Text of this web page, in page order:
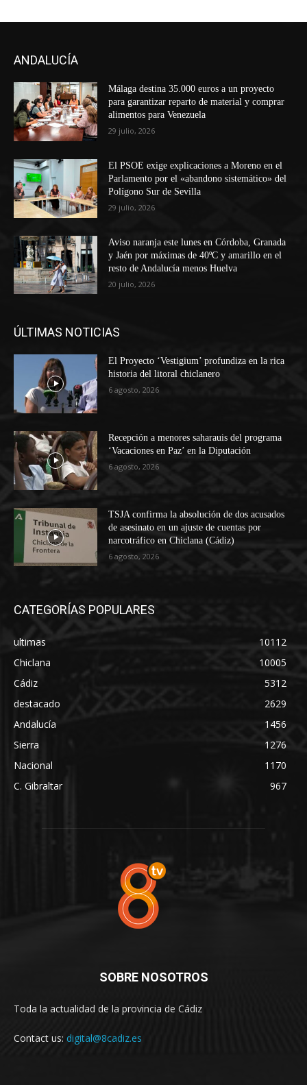
ANDALUCÍA
Málaga destina 35.000 euros a un proyecto
para garantizar reparto de material y comprar
alimentos para Venezuela
29 julio, 2026
El PSOE exige explicaciones a Moreno en el
Parlamento por el «abandono sistemático» del
Polígono Sur de Sevilla
29 julio, 2026
Aviso naranja este lunes en Córdoba, Granada
y Jaén por máximas de 40ºC y amarillo en el
resto de Andalucía menos Huelva
20 julio, 2026
ÚLTIMAS NOTICIAS
El Proyecto ‘Vestigium’ profundiza en la rica
historia del litoral chiclanero
6 agosto, 2026
Recepción a menores saharauis del programa
‘Vacaciones en Paz’ en la Diputación
6 agosto, 2026
TSJA confirma la absolución de dos acusados
de asesinato en un ajuste de cuentas por
narcotráfico en Chiclana (Cádiz)
6 agosto, 2026
CATEGORÍAS POPULARES
ultimas
10112
Chiclana
10005
Cádiz
5312
destacado
2629
Andalucía
1456
Sierra
1276
Nacional
1170
C. Gibraltar
967
SOBRE NOSOTROS
Toda la actualidad de la provincia de Cádiz
Contact us: digital@8cadiz.es